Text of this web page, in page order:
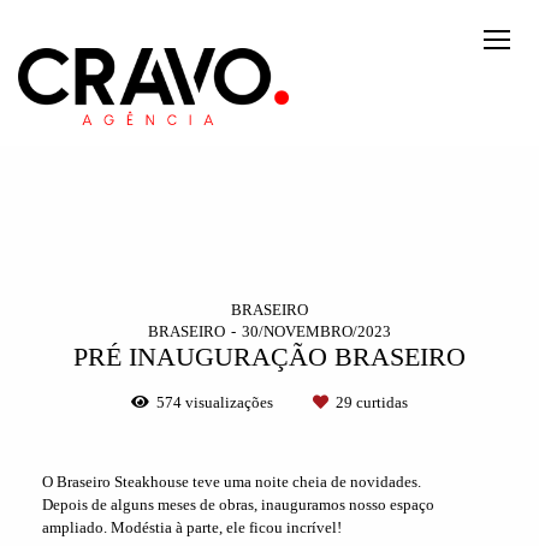
BRASEIRO
BRASEIRO
30/NOVEMBRO/2023
PRÉ INAUGURAÇÃO BRASEIRO
574 visualizações 29 curtidas
O Braseiro Steakhouse teve uma noite cheia de novidades.
Depois de alguns meses de obras, inauguramos nosso espaço
ampliado. Modéstia à parte, ele ficou incrível!